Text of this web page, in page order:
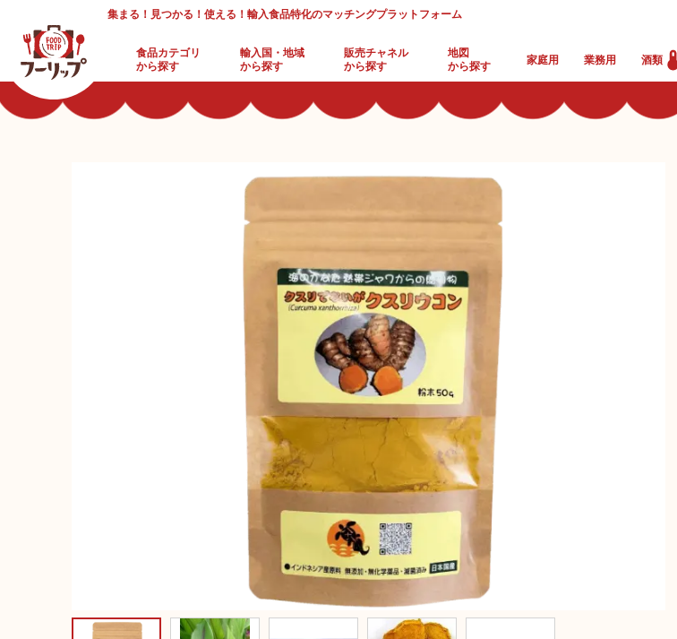
集まる！見つかる！使える！輸入食品特化のマッチングプラットフォーム
食品カテゴリ
から探す
輸入国・地域
から探す
販売チャネル
から探す
地図
から探す
家庭用 業務用 酒類